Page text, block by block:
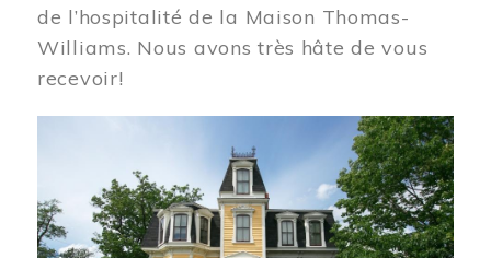
de l’hospitalité de la Maison Thomas-
Williams. Nous avons très hâte de vous
recevoir!